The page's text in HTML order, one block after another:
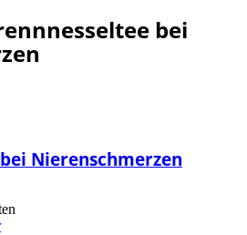
bei
Nierenschmerzen